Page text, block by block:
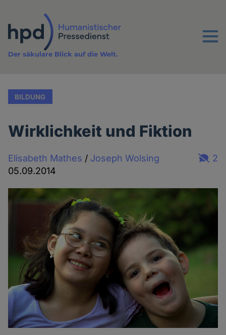
Inhalt
Menu
Der säkulare Blick auf die Welt.
BILDUNG
Wirklichkeit und Fiktion
Elisabeth Mathes / Joseph Wolsing
05.09.2014
2